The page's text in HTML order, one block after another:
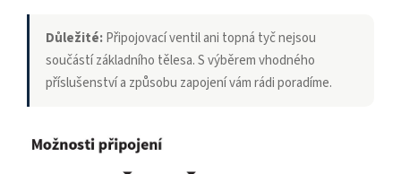
Důležité:Připojovací ventil ani topná tyč nejsou
součástí základního tělesa. S výběrem vhodného
příslušenství a způsobu zapojení vám rádi poradíme.